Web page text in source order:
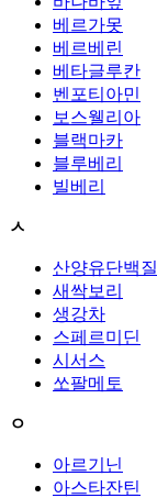
베르가못
베르베린
베타글루칸
벤포티아민
보스웰리아
블랙마카
블루베리
빌베리
ㅅ
산양유단백질
새싹보리
생강차
스페르미딘
시서스
쏘팔메토
ㅇ
아르기닌
아스타잔틴